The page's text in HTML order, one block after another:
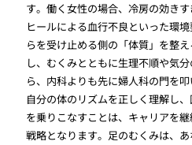
す。働く女性の場合、冷房の効き
ヒールによる血行不良といった環
らを受け止める側の「体質」を整
し、むくみとともに生理不順や気
ら、内科よりも先に婦人科の門を
自分の体のリズムを正しく理解し
を乗りこなすことは、キャリアを
戦略となります。足のむくみは、